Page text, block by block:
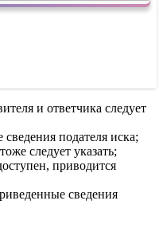
и ответчика следует
подателя иска;
следует указать;
приводится
сведения